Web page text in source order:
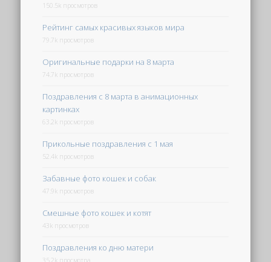
150.5k просмотров
Рейтинг самых красивых языков мира
79.7k просмотров
Оригинальные подарки на 8 марта
74.7k просмотров
Поздравления с 8 марта в анимационных
картинках
63.2k просмотров
Прикольные поздравления с 1 мая
52.4k просмотров
Забавные фото кошек и собак
47.9k просмотров
Смешные фото кошек и котят
43k просмотров
Поздравления ко дню матери
35.2k просмотра